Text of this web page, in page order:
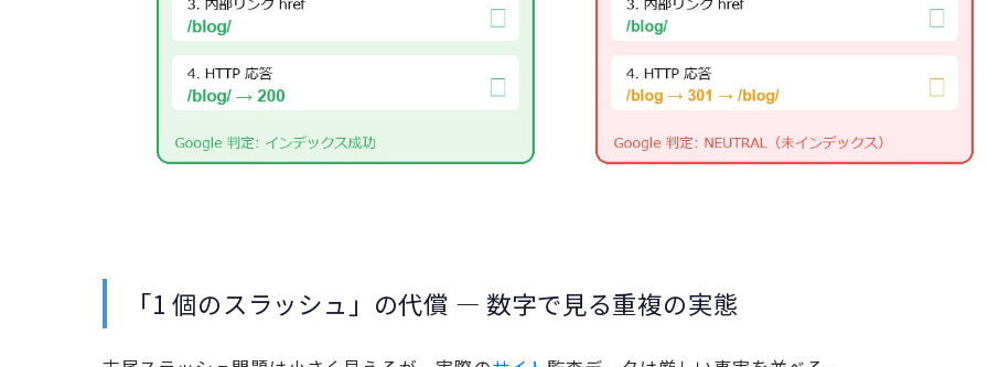
「1 個のスラッシュ」の代償 — 数字で見る重複の実態